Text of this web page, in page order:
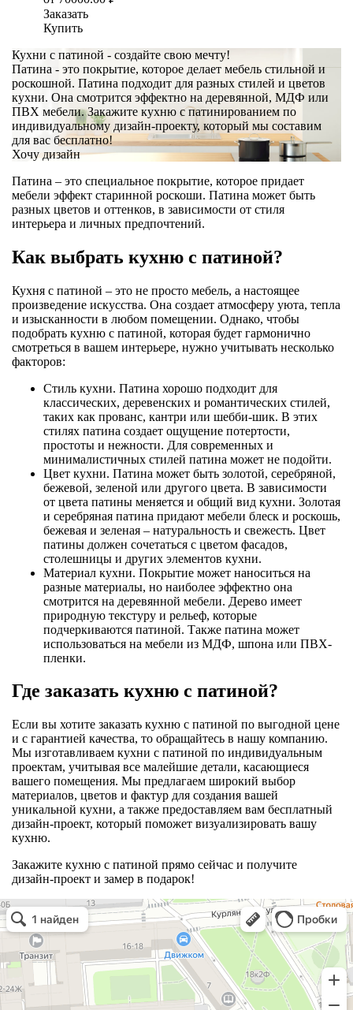
Заказать
Купить
Кухни с патиной - создайте свою мечту!
Патина - это покрытие, которое делает мебель стильной и
роскошной. Патина подходит для разных стилей и цветов
кухни. Она смотрится эффектно на деревянной, МДФ или
ПВХ мебели. Закажите кухню с патинированием по
индивидуальному дизайн-проекту, который мы составим
для вас бесплатно!
Хочу дизайн
Патина – это специальное покрытие, которое придает
мебели эффект старинной роскоши. Патина может быть
разных цветов и оттенков, в зависимости от стиля
интерьера и личных предпочтений.
Как выбрать кухню с патиной?
Кухня с патиной – это не просто мебель, а настоящее
произведение искусства. Она создает атмосферу уюта, тепла
и изысканности в любом помещении. Однако, чтобы
подобрать кухню с патиной, которая будет гармонично
смотреться в вашем интерьере, нужно учитывать несколько
факторов:
Стиль кухни. Патина хорошо подходит для
классических, деревенских и романтических стилей,
таких как прованс, кантри или шебби-шик. В этих
стилях патина создает ощущение потертости,
простоты и нежности. Для современных и
минималистичных стилей патина может не подойти.
Цвет кухни. Патина может быть золотой, серебряной,
бежевой, зеленой или другого цвета. В зависимости
от цвета патины меняется и общий вид кухни. Золотая
и серебряная патина придают мебели блеск и роскошь,
бежевая и зеленая – натуральность и свежесть. Цвет
патины должен сочетаться с цветом фасадов,
столешницы и других элементов кухни.
Материал кухни. Покрытие может наноситься на
разные материалы, но наиболее эффектно она
смотрится на деревянной мебели. Дерево имеет
природную текстуру и рельеф, которые
подчеркиваются патиной. Также патина может
использоваться на мебели из МДФ, шпона или ПВХ-
пленки.
Где заказать кухню с патиной?
Если вы хотите заказать кухню с патиной по выгодной цене
и с гарантией качества, то обращайтесь в нашу компанию.
Мы изготавливаем кухни с патиной по индивидуальным
проектам, учитывая все малейшие детали, касающиеся
вашего помещения. Мы предлагаем широкий выбор
материалов, цветов и фактур для создания вашей
уникальной кухни, а также предоставляем вам бесплатный
дизайн-проект, который поможет визуализировать вашу
кухню.
Закажите кухню с патиной прямо сейчас и получите
дизайн-проект и замер в подарок!